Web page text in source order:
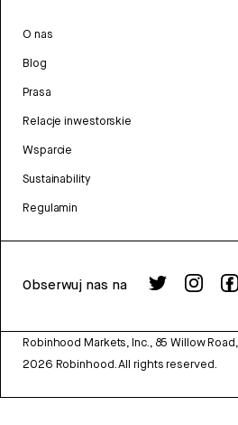
O nas
Blog
Prasa
Relacje inwestorskie
Wsparcie
Sustainability
Regulamin
Obserwuj nas na
Robinhood Markets, Inc., 85 Willow
2026 Robinhood. All rights reserved.